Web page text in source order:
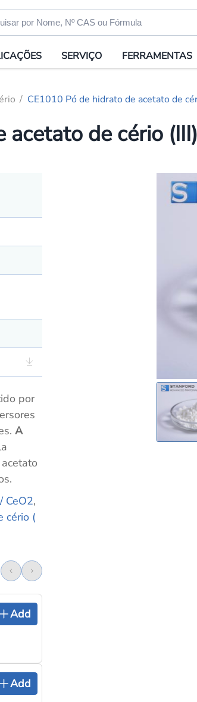
SERVIÇO FERRAMENTAS
CE1010 Pó de hidrato de acetato de
de cério
por
A
CeO2,
cério (
Add
Add